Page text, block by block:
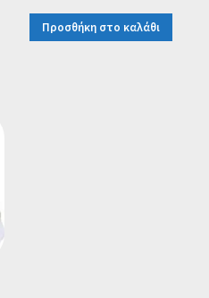
was:
τιμή
Προσθήκη στο καλάθι